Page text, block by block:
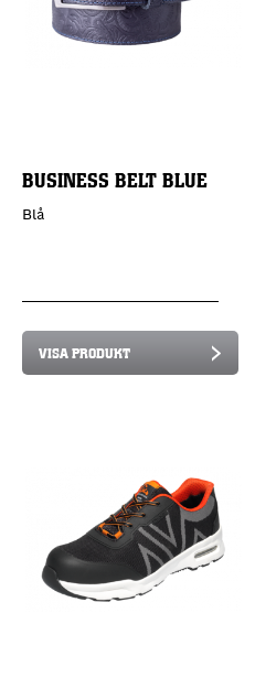
BUSINESS BELT BLUE
Blå
VISA PRODUKT